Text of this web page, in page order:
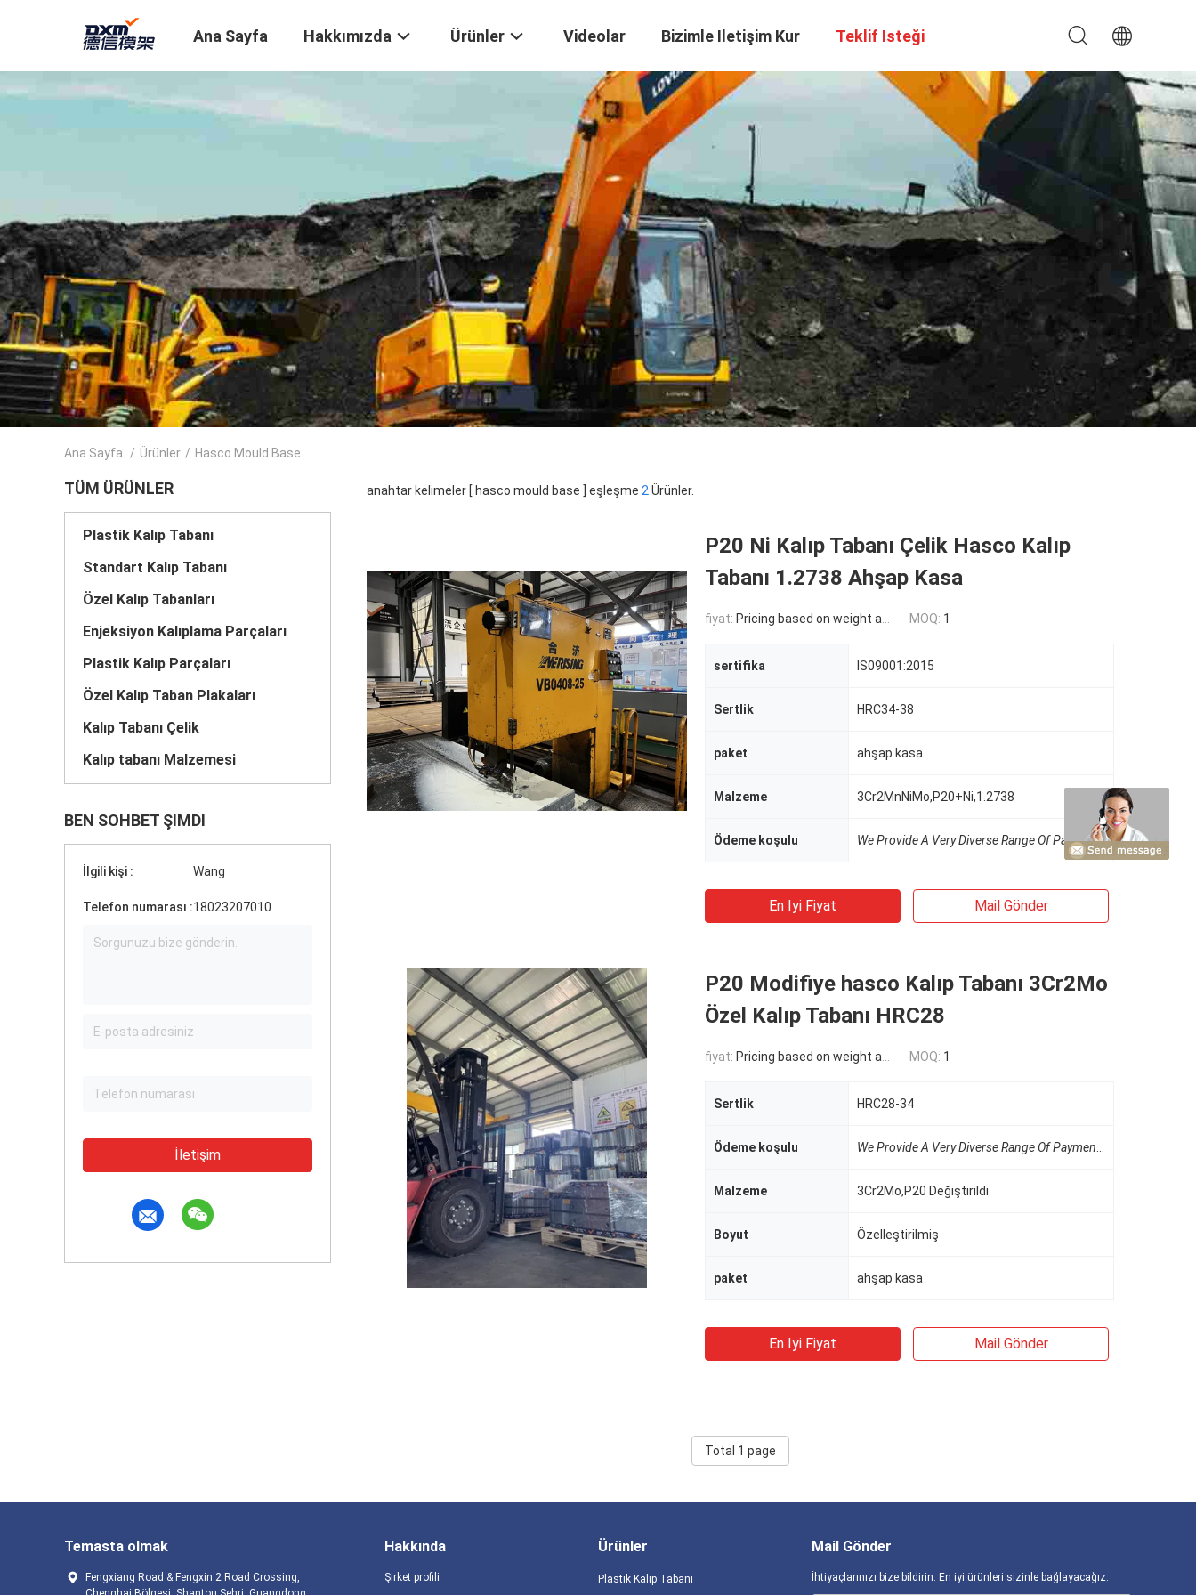
Ana Sayfa Hakkımızda Ürünler Videolar Bizimle Iletişim Kur Teklif Isteği
Ana Sayfa / Ürünler / Hasco Mould Base
TÜM ÜRÜNLER
Plastik Kalıp Tabanı
Standart Kalıp Tabanı
Özel Kalıp Tabanları
Enjeksiyon Kalıplama Parçaları
Plastik Kalıp Parçaları
Özel Kalıp Taban Plakaları
Kalıp Tabanı Çelik
Kalıp tabanı Malzemesi
BEN SOHBET ŞIMDI
İlgili kişi : Wang
Telefon numarası :18023207010
İletişim
anahtar kelimeler [ hasco mould base ] eşleşme 2 Ürünler.
P20 Ni Kalıp Tabanı Çelik Hasco Kalıp
Tabanı 1.2738 Ahşap Kasa
fiyat: Pricing based on weight and material MOQ: 1
sertifika IS09001:2015
Sertlik HRC34-38
paket ahşap kasa
Malzeme 3Cr2MnNiMo,P20+Ni,1.2738
Ödeme koşulu We Provide A Very Diverse Range Of Payment Methods. Çok
En Iyi Fiyat Mail Gönder
P20 Modifiye hasco Kalıp Tabanı 3Cr2Mo
Özel Kalıp Tabanı HRC28
fiyat: Pricing based on weight and material MOQ: 1
Sertlik HRC28-34
Ödeme koşulu
Malzeme 3Cr2Mo,P20 Değiştirildi
Boyut Özelleştirilmiş
paket ahşap kasa
En Iyi Fiyat Mail Gönder
Total 1 page
Temasta olmak
Fengxiang Road & Fengxin 2 Road Crossing,
Hakkında
Şirket profili
Ürünler
Plastik Kalıp Tabanı
Mail Gönder
İhtiyaçlarınızı bize bildirin. En iyi ürünleri sizinle bağlayacağız.